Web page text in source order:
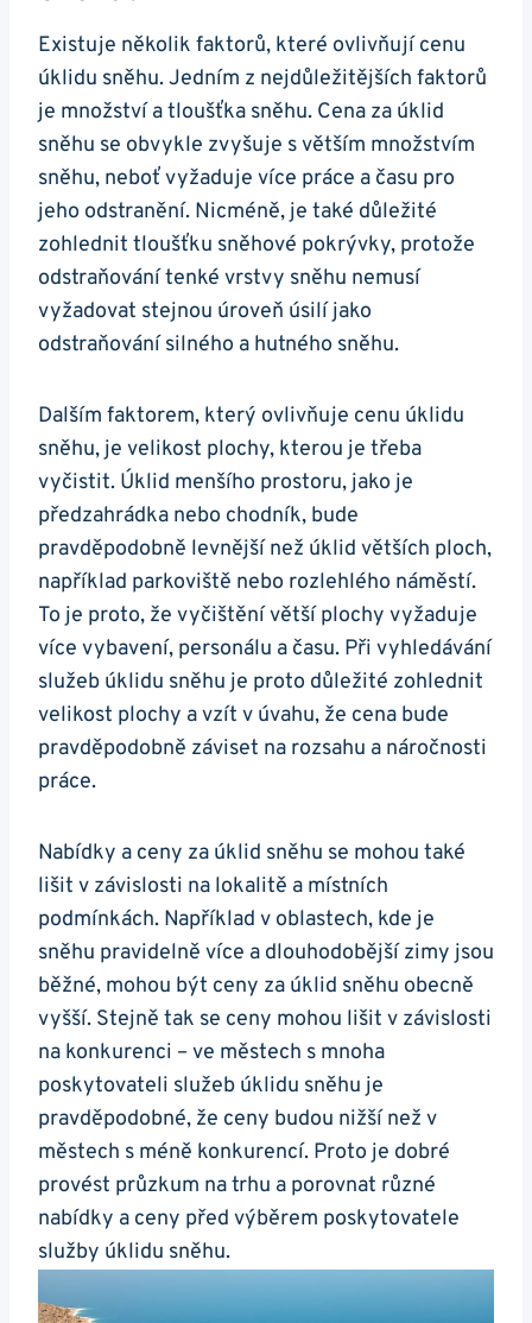
Existuje několik faktorů, které ovlivňují cenu
úklidu sněhu. Jedním z nejdůležitějších faktorů
je množství a tloušťka sněhu. Cena za úklid
sněhu se obvykle zvyšuje s větším množstvím
sněhu, neboť vyžaduje více práce a času pro
jeho odstranění. Nicméně, je také důležité
zohlednit tloušťku sněhové pokrývky, protože
odstraňování tenké vrstvy sněhu nemusí
vyžadovat stejnou úroveň úsilí jako
odstraňování silného a hutného sněhu.
Dalším faktorem, který ovlivňuje cenu úklidu
sněhu, je velikost plochy, kterou je třeba
vyčistit. Úklid menšího prostoru, jako je
předzahrádka nebo chodník, bude
pravděpodobně levnější než úklid větších ploch,
například parkoviště nebo rozlehlého náměstí.
To je proto, že vyčištění větší plochy vyžaduje
více vybavení, personálu a času. Při vyhledávání
služeb úklidu sněhu je proto důležité zohlednit
velikost plochy a vzít v úvahu, že cena bude
pravděpodobně záviset na rozsahu a náročnosti
práce.
Nabídky a ceny za úklid sněhu se mohou také
lišit v závislosti na lokalitě a místních
podmínkách. Například v oblastech, kde je
sněhu pravidelně více a dlouhodobější zimy jsou
běžné, mohou být ceny za úklid sněhu obecně
vyšší. Stejně tak se ceny mohou lišit v závislosti
na konkurenci – ve městech s mnoha
poskytovateli služeb úklidu sněhu je
pravděpodobné, že ceny budou nižší než v
městech s méně konkurencí. Proto je dobré
provést průzkum na trhu a porovnat různé
nabídky a ceny před výběrem poskytovatele
služby úklidu sněhu.